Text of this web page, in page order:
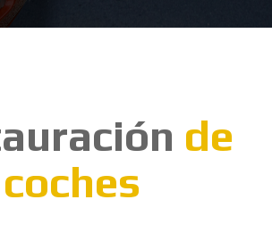
de
coches